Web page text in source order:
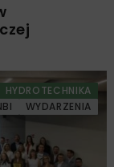
HYDROTECHNIKA
WYDARZENIA